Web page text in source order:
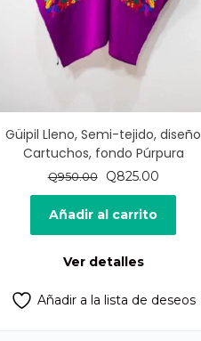
Güipil Lleno, Semi-tejido, diseño
Cartuchos, fondo Púrpura
Q950.00
El
precio
original
era:
Q825.00El
precio
es:
Añadir al carrito
Ver detalles
Añadir a la lista de deseos